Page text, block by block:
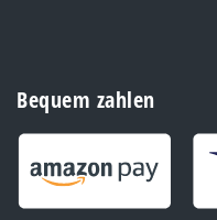
Bequem zahlen